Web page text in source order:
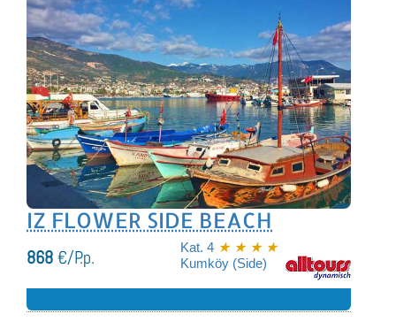
IZ FLOWER SIDE BEACH
Kat. 4 ★ ★ ★ ★
Kumköy (Side)
868€/P.p.